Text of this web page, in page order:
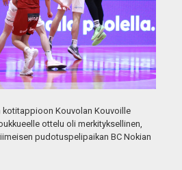
kotitappioon Kouvolan Kouvoille
ottelu oli merkityksellinen,
pudotuspelipaikan BC Nokian